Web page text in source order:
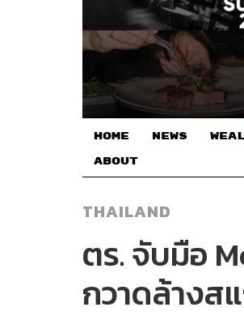
HOME NEWS
ABOUT
THAILAND
ตร. จับมือ
กวาดล้างส